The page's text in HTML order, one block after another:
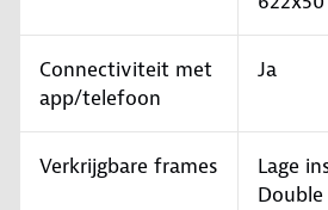
Connectiviteit met
app/telefoon
Ja
Verkrijgbare frames
Lage